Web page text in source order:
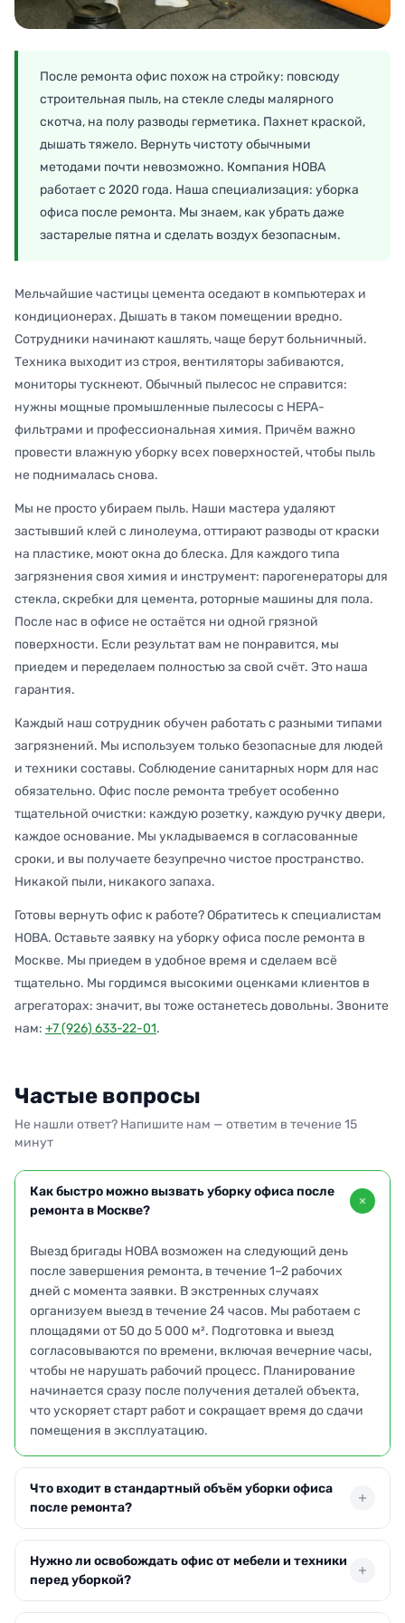
После ремонта офис похож на стройку: повсюду
строительная пыль, на стекле следы малярного
скотча, на полу разводы герметика. Пахнет краской,
дышать тяжело. Вернуть чистоту обычными
методами почти невозможно. Компания НОВА
работает с 2020 года. Наша специализация: уборка
офиса после ремонта. Мы знаем, как убрать даже
застарелые пятна и сделать воздух безопасным.
Мельчайшие частицы цемента оседают в компьютерах и
кондиционерах. Дышать в таком помещении вредно.
Сотрудники начинают кашлять, чаще берут больничный.
Техника выходит из строя, вентиляторы забиваются,
мониторы тускнеют. Обычный пылесос не справится:
нужны мощные промышленные пылесосы с HEPA-
фильтрами и профессиональная химия. Причём важно
провести влажную уборку всех поверхностей, чтобы пыль
не поднималась снова.
Мы не просто убираем пыль. Наши мастера удаляют
застывший клей с линолеума, оттирают разводы от краски
на пластике, моют окна до блеска. Для каждого типа
загрязнения своя химия и инструмент: парогенераторы для
стекла, скребки для цемента, роторные машины для пола.
После нас в офисе не остаётся ни одной грязной
поверхности. Если результат вам не понравится, мы
приедем и переделаем полностью за свой счёт. Это наша
гарантия.
Каждый наш сотрудник обучен работать с разными типами
загрязнений. Мы используем только безопасные для людей
и техники составы. Соблюдение санитарных норм для нас
обязательно. Офис после ремонта требует особенно
тщательной очистки: каждую розетку, каждую ручку двери,
каждое основание. Мы укладываемся в согласованные
сроки, и вы получаете безупречно чистое пространство.
Никакой пыли, никакого запаха.
Готовы вернуть офис к работе? Обратитесь к специалистам
НОВА. Оставьте заявку на уборку офиса после ремонта в
Москве. Мы приедем в удобное время и сделаем всё
тщательно. Мы гордимся высокими оценками клиентов в
агрегаторах: значит, вы тоже останетесь довольны. Звоните
нам: +7 (926) 633-22-01.
Частые вопросы
Не нашли ответ? Напишите нам — ответим в течение 15
минут
Как быстро можно вызвать уборку офиса после
ремонта в Москве?
Выезд бригады НОВА возможен на следующий день
после завершения ремонта, в течение 1–2 рабочих
дней с момента заявки. В экстренных случаях
организуем выезд в течение 24 часов. Мы работаем с
площадями от 50 до 5 000 м². Подготовка и выезд
согласовываются по времени, включая вечерние часы,
чтобы не нарушать рабочий процесс. Планирование
начинается сразу после получения деталей объекта,
что ускоряет старт работ и сокращает время до сдачи
помещения в эксплуатацию.
Что входит в стандартный объём уборки офиса
после ремонта?
строительной пыли с всех поверхностей, влажная
уборка стен и потолков, вынос мусора, очистка стёкол
Нужно ли освобождать офис от мебели и техники
перед уборкой?